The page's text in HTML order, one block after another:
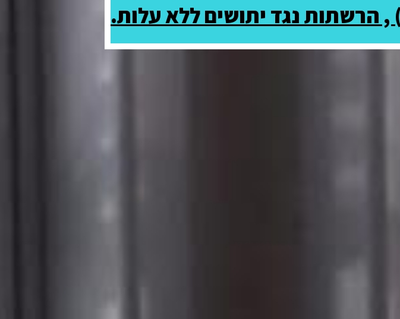
, הרשתות נגד יתושים ללא עלות.